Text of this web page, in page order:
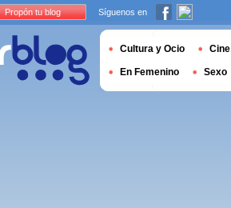
Propón tu blog Síguenos en
Cultura y Ocio Cine
En Femenino Sexo